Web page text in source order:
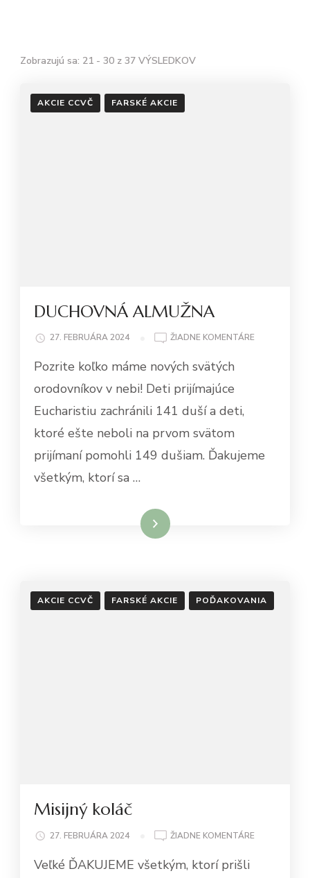
Zobrazujú sa: 21 - 30 z 37 VÝSLEDKOV
AKCIE CCVČ FARSKÉ AKCIE
DUCHOVNÁ ALMUŽNA
27. FEBRUÁRA 2024 ŽIADNE KOMENTÁRENA
Pozrite koľko máme nových svätých
orodovníkov v nebi! Deti prijímajúce
Eucharistiu zachránili 141 duší a deti,
ktoré ešte neboli na prvom svätom
prijímaní pomohli 149 dušiam. Ďakujeme
všetkým, ktorí sa …
Čítať viac
AKCIE CCVČ FARSKÉ AKCIE POĎAKOVANIA
Misijný koláč
27. FEBRUÁRA 2024 ŽIADNE KOMENTÁRENA
Veľké ĎAKUJEME všetkým, ktorí prišli